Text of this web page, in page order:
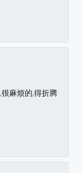
麻烦的,得折腾